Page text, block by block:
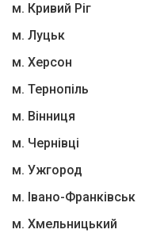
м. Кривий Ріг
м. Луцьк
м. Херсон
м. Тернопіль
м. Вінниця
м. Чернівці
м. Ужгород
м. Івано-Франківськ
м. Хмельницький